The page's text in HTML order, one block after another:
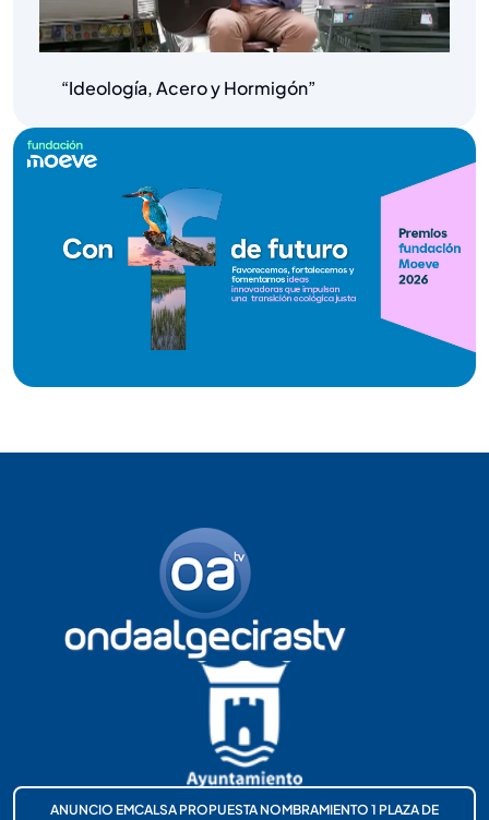
“Ideología, Acero y Hormigón”
ANUNCIO EMCALSA PROPUESTA NOMBRAMIENTO 1 PLAZA DE